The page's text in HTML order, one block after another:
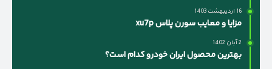
16 اردیبهشت 1403
مزایا و معایب سورن پلاس xu7p
2 آبان 1402
بهترین محصول ایران خودرو کدام است؟